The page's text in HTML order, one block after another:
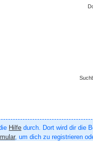
Hilfe durch. Dort wird dir die
, um dich zu registrieren